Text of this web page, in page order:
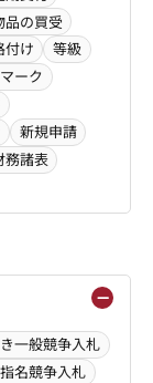
品の買受
付け
等級
ーク
新規申請
務諸表
一般競争入札
名競争入札